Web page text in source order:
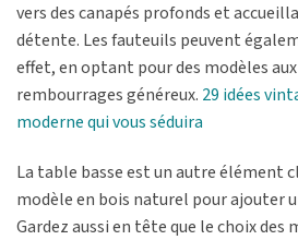
vers des canapés profonds et
détente. Les fauteuils peuvent
effet, en optant pour des modèles
rembourrages généreux. 29 idées
moderne qui vous séduira
La table basse est un autre élément
modèle en bois naturel pour ajouter
Gardez aussi en tête que le choix des